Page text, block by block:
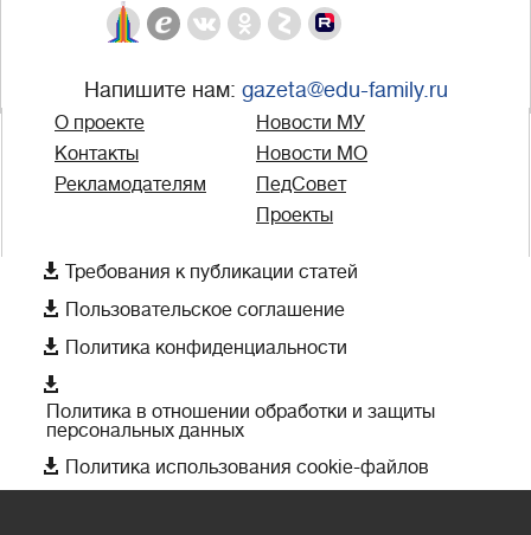
Напишите нам: gazeta@edu-family.ru
О проекте
Контакты
Рекламодателям
Новости МУ
Новости МО
ПедСовет
Проекты
 Требования к публикации статей
 Пользовательское соглашение
 Политика конфиденциальности

Политика в отношении обработки и защиты
персональных данных
 Политика использования cookie-файлов